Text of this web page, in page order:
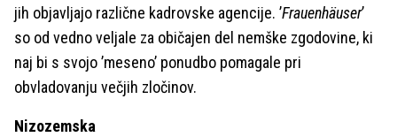
jih objavljajo različne kadrovske agencije. ’Frauenhäuser’
so od vedno veljale za običajen del nemške zgodovine, ki
naj bi s svojo ’meseno’ ponudbo pomagale pri
obvladovanju večjih zločinov.
Nizozemska